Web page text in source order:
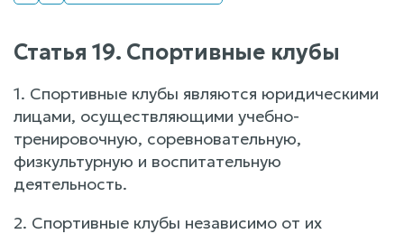
Статья 19. Спортивные клубы
1. Спортивные клубы являются юридическими
лицами, осуществляющими учебно-
тренировочную, соревновательную,
физкультурную и воспитательную
деятельность.
2. Спортивные клубы независимо от их